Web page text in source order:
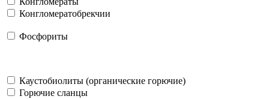
Конгломератобрекчии
Фосфориты
Каустобиолиты (органические горючие)
Горючие сланцы